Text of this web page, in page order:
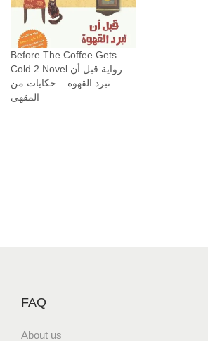
Before The Coffee Gets
Cold 2 Novel رواية قبل أن
تبرد القهوة – حكايات من
المقهى
FAQ
About us